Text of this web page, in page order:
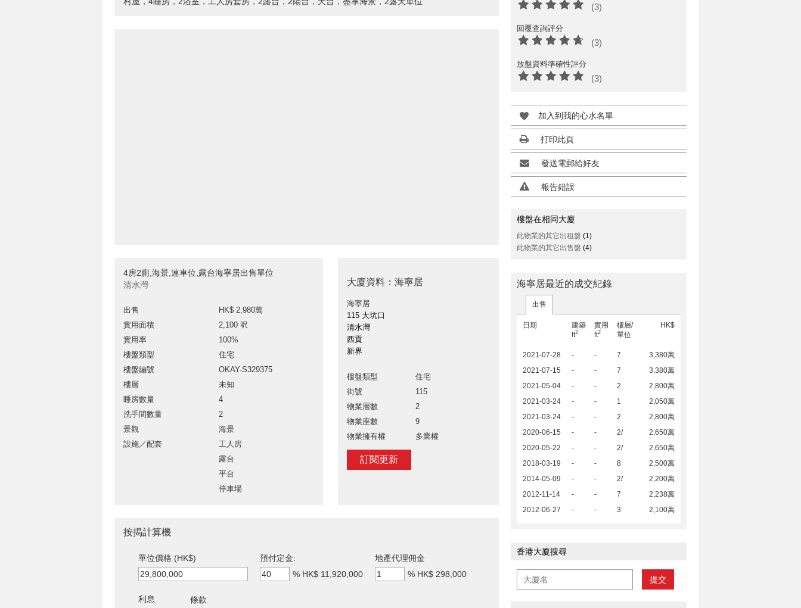
4房2廁,海景,連車位,露台海寧居出售單位
清水灣
出售
HK$ 2,980萬
實用面積
2,100 呎
實用率
100%
樓盤類型
住宅
樓盤編號
OKAY-S329375
樓層
未知
睡房數量
4
洗手間數量
2
景觀
海景
設施／配套
工人房
露台
平台
停車場
大廈資料：海寧居
海寧居
115 大坑口
清水灣
西貢
新界
樓盤類型
住宅
街號
115
物業層數
2
物業座數
9
物業擁有權
多業權
訂閱更新
(3)
回覆查詢評分
(3)
放盤資料準確性評分
(3)
加入到我的心水名單
打印此頁
發送電郵給好友
報告錯誤
樓盤在相同大廈
此物業的其它出租盤 (1)
此物業的其它出售盤 (4)
海寧居最近的成交紀錄
出售
日期
建築
ft2
實用
ft2
樓層/
單位
HK$
2021-07-28 - - 7
3,380萬
2021-07-15
- - 7
3,380萬
2021-05-04
- - 2
2,800萬
2021-03-24
- - 1
2,050萬
2021-03-24
- - 2
2,800萬
2020-06-15
- - 2/
2,650萬
2020-05-22
- - 2/
2,650萬
2018-03-19
- - 8
2,500萬
2014-05-09
- - 2/
2,200萬
2012-11-14
- - 7
2,238萬
2012-06-27
- - 3 2,100萬
香港大廈搜尋
提交
按揭計算機
單位價格 (HK$)
預付定金:
% HK$ 11,920,000
地產代理佣金
% HK$ 298,000
利息
條款